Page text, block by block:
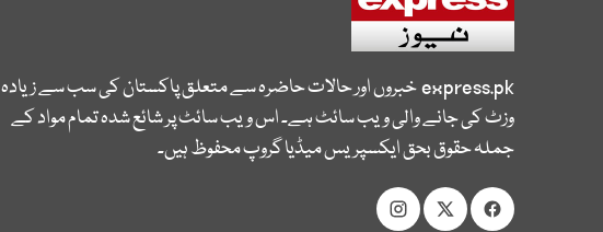
express.pkخبروں اور حالات حاضرہ سے متعلق پاکستان کی سب سے زیادہ
وزٹ کی جانے والی ویب سائٹ ہے۔ اس ویب سائٹ پر شائع شدہ تمام مواد کے
جملہ حقوق بحق ایکسپریس میڈیا گروپ محفوظ ہیں۔